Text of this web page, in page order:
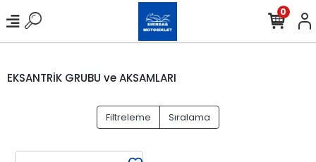
0
EKSANTRİK GRUBU ve AKSAMLARI
Filtreleme Sıralama